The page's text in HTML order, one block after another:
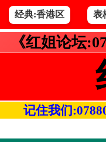
经典:香港区 表
《红姐论坛
记住我们